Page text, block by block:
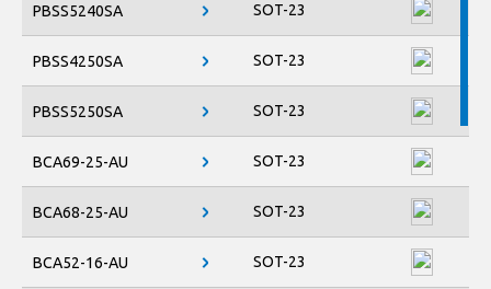
PBSS5240SA
PBSS4250SA
PBSS5250SA
BCA69-25-AU
BCA68-25-AU
BCA52-16-AU
SOT-23
SOT-23
SOT-23
SOT-23
SOT-23
SOT-23